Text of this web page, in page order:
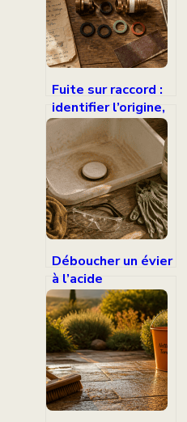
Fuite sur raccord :
identifier l’origine,
choisir la méthode
et réparer sans
risque
Déboucher un évier
à l’acide
chlorhydrique : 3
risques majeurs
pour vos
canalisations